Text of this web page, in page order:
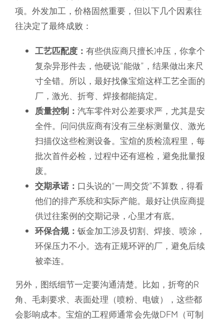
项。外发加工，价格固然重要，但以下几个因素往
往决定了最终成败：
工艺匹配度： 有些供应商只擅长冲压，你拿个
复杂异形件去，他硬说“能做”，结果做出来尺
寸全错。所以，最好找像宝煊这样工艺全面的
厂，激光、折弯、焊接都能搞定。
质量控制： 汽车零件对公差要求严，尤其是安
全件。问问供应商有没有三坐标测量仪、激光
扫描仪这些检测设备。宝煊的质检流程里，每
批次首件必检，过程中还有巡检，避免批量报
废。
交期承诺： 口头说的“一周交货”不算数，得看
他们的排产系统和实际产能。最好让供应商提
供过往案例的交期记录，心里才有底。
环保合规： 钣金加工涉及切割、焊接、喷涂，
环保压力不小。选有正规环评的厂，避免后续
被牵连。
另外，图纸细节一定要沟通清楚。比如，折弯的R
角、毛刺要求、表面处理（喷粉、电镀），这些都
会影响成本。宝煊的工程师通常会先做DFM（可制